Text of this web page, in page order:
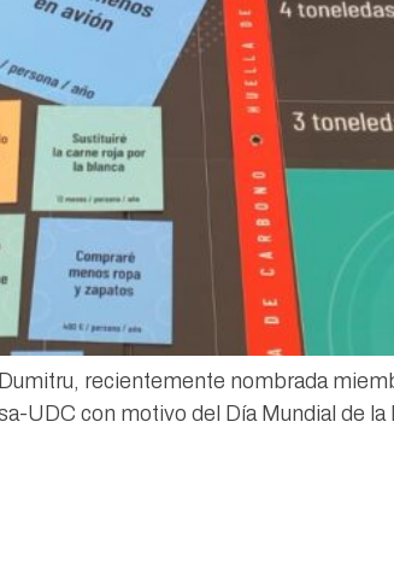
recientemente nombrada
UDC con motivo del Día Mundial de